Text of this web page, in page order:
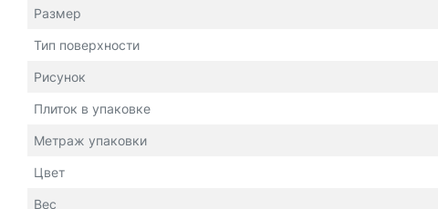
Размер
Тип поверхности
Рисунок
Плиток в упаковке
Метраж упаковки
Цвет
Вес